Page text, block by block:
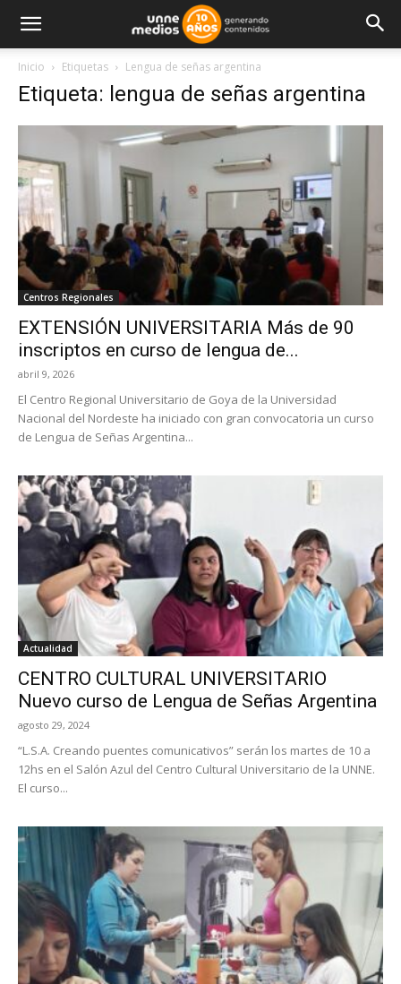
Inicio Etiquetas Lengua de señas argentina
Etiqueta: lengua de señas argentina
Centros Regionales
EXTENSIÓN UNIVERSITARIA Más de 90
inscriptos en curso de lengua de...
abril 9, 2026
El Centro Regional Universitario de Goya de la Universidad
Nacional del Nordeste ha iniciado con gran convocatoria un curso
de Lengua de Señas Argentina...
Actualidad
CENTRO CULTURAL UNIVERSITARIO
Nuevo curso de Lengua de Señas Argentina
agosto 29, 2024
“L.S.A. Creando puentes comunicativos” serán los martes de 10 a
12hs en el Salón Azul del Centro Cultural Universitario de la UNNE.
El curso...